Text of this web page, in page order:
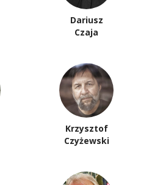
Dariusz
Czaja
Krzysztof
Czyżewski